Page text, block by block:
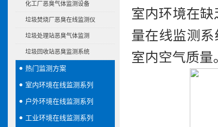
化工厂恶臭气体监测设备
垃圾焚烧厂恶臭在线监测仪
垃圾处理站恶臭气体监测
垃圾回收站恶臭监测系统
热门监测方案
室内环境在线监测系列
户外环境在线监测系列
工业环境在线监测系列
室内环境在
量在线监测
室内空气质量